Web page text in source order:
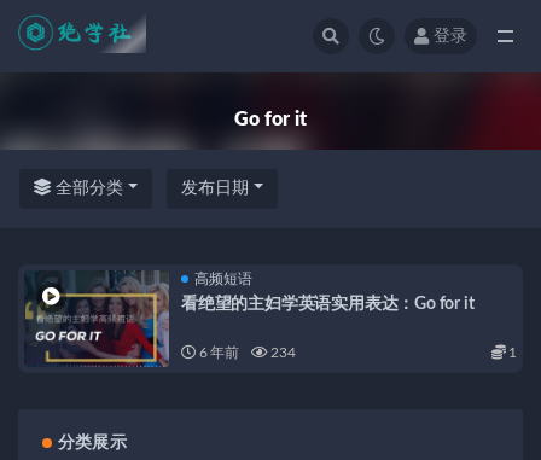
登录
Go for it
全部分类 发布日期
高频短语
看绝望的主妇学英语实用表达：Go for it
6 年前 234 1
分类展示